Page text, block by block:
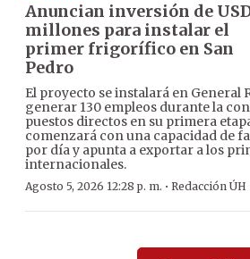
Anuncian inversión de
millones para instalar el
primer frigorífico en San
Pedro
El proyecto se instalará en General
generar 130 empleos durante la
puestos directos en su primera
comenzará con una capacidad de
por día y apunta a exportar a los
internacionales.
Agosto 5, 2026 12:28 p. m. · Redacción ÚH